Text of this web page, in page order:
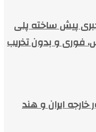
پیش ساخته پلی
فوری و بدون تخریب
ایران و هند